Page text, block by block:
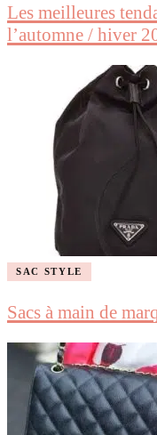
Les meilleures
l’automne / hiver
SAC STYLE
Sacs à main de